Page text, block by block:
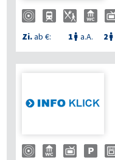
Zi.ab €: 1  a.A. 2 